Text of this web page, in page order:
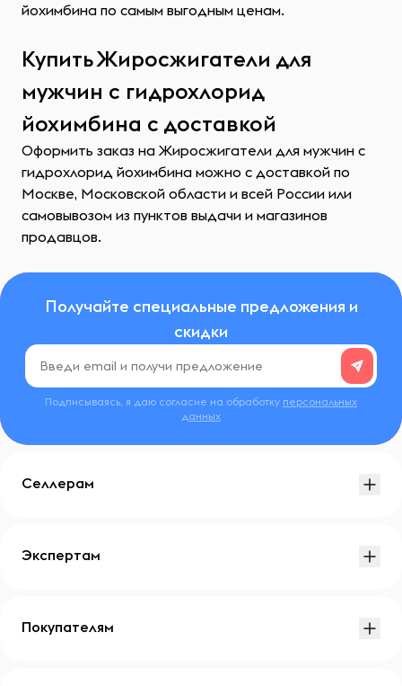
йохимбина по самым выгодным ценам.
Купить Жиросжигатели для
мужчин с гидрохлорид
йохимбина с доставкой
Оформить заказ на Жиросжигатели для мужчин с
гидрохлорид йохимбина можно с доставкой по
Москве, Московской области и всей России или
самовывозом из пунктов выдачи и магазинов
продавцов.
Получайте специальные предложения и
скидки
Подписываясь, я даю согласие на обработку персональных
данных
Селлерам
Экспертам
Покупателям